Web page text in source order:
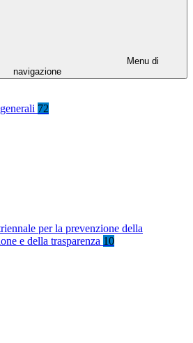
Menu di
navigazione
72
per la prevenzione della
e della trasparenza 10